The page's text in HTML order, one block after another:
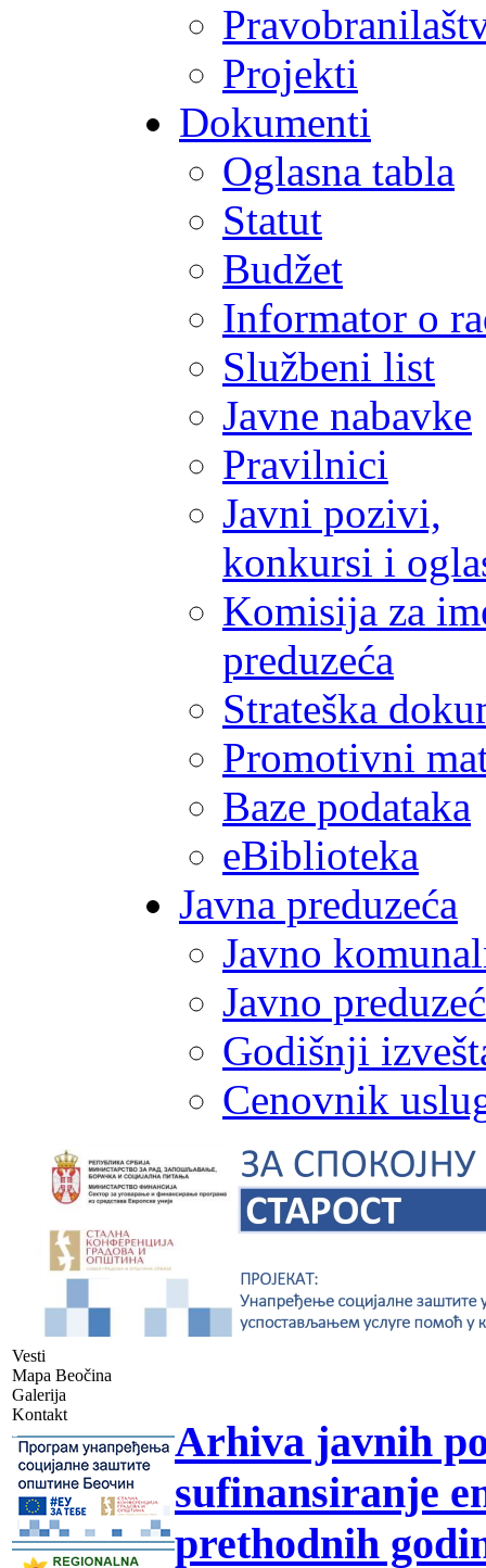
Projekti
Dokumenti
Oglasna tabla
Statut
Budžet
Informator o
Službeni list
Javne nabavke
Pravilnici
Javni pozivi,
konkursi i
Komisija za
preduzeća
Strateška
Promotivni
Baze podataka
eBiblioteka
Javna preduzeća
Javno
Javno
Godišnji
Cenovnik
Vesti
Mapa Beočina
Galerija
Kontakt
-
-
Arhiva javnih
sufinansiranje
prethodnih